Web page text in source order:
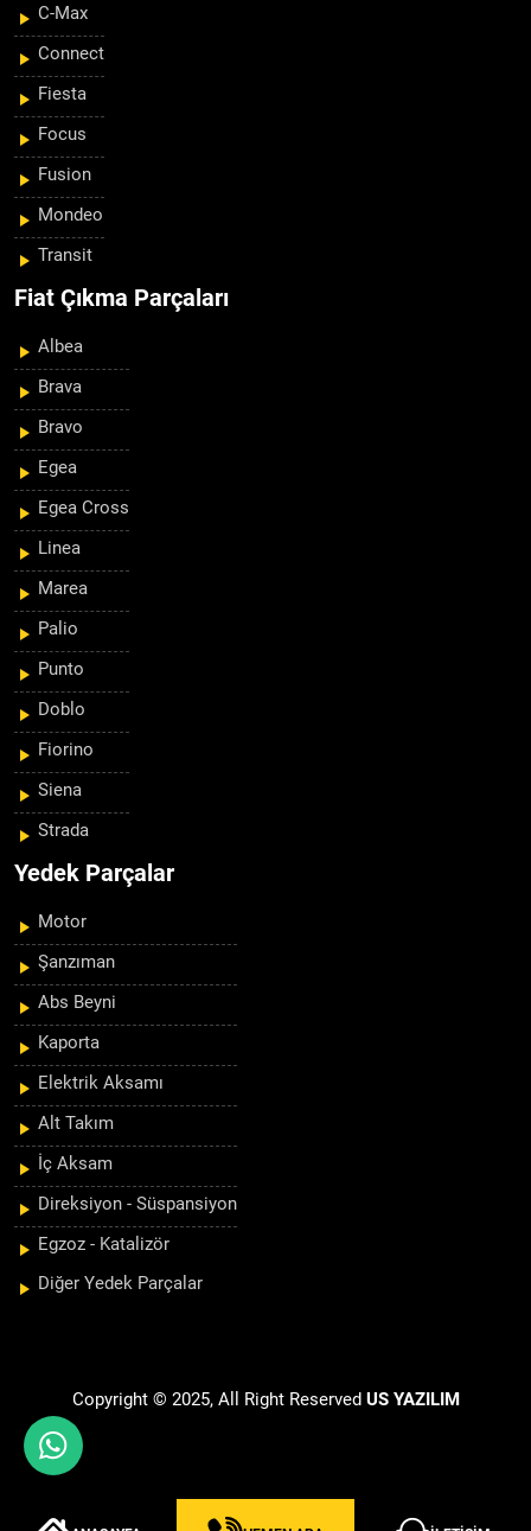
C-Max
Connect
Fiesta
Focus
Fusion
Mondeo
Transit
Fiat Çıkma Parçaları
Albea
Brava
Bravo
Egea
Egea Cross
Linea
Marea
Palio
Punto
Doblo
Fiorino
Siena
Strada
Yedek Parçalar
Motor
Şanzıman
Abs Beyni
Kaporta
Elektrik Aksamı
Alt Takım
İç Aksam
Direksiyon - Süspansiyon
Egzoz - Katalizör
Diğer Yedek Parçalar
Copyright © 2025, All Right Reserved US YAZILIM